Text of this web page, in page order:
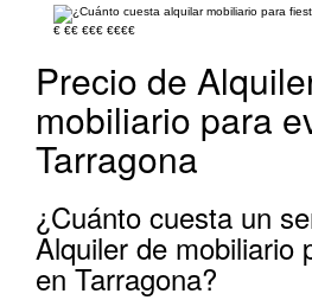
€ €€ €€€ €€€€
Precio de
mobiliario para
Tarragona
¿Cuánto cuesta un
Alquiler de mobiliario
en Tarragona?